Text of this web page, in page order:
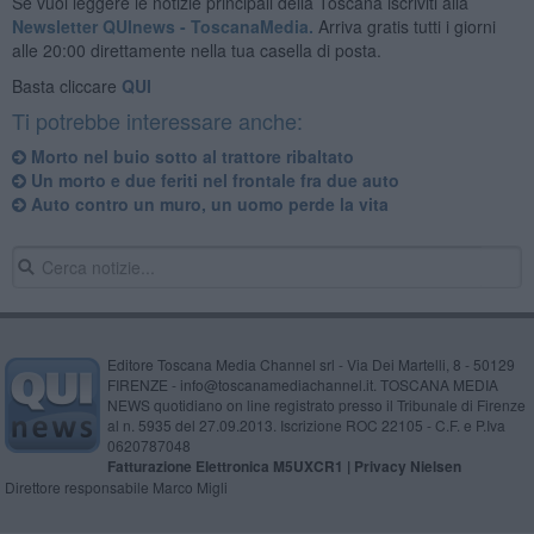
Newsletter QUInews - ToscanaMedia. Arriva gratis tutti i giorni
alle 20:00 direttamente nella tua casella di posta.
Basta cliccare QUI
Ti potrebbe interessare anche:
Morto nel buio sotto al trattore ribaltato
Un morto e due feriti nel frontale fra due auto
Auto contro un muro, un uomo perde la vita
Editore Toscana Media Channel srl - Via Dei Martelli, 8 - 50129
FIRENZE - info@toscanamediachannel.it. TOSCANA MEDIA
NEWS quotidiano on line registrato presso il Tribunale di Firenze
al n. 5935 del 27.09.2013. Iscrizione ROC 22105 - C.F. e P.Iva
0620787048
Fatturazione Elettronica M5UXCR1 | Privacy Nielsen
Direttore responsabile Marco Migli